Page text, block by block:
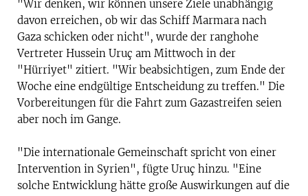
"Wir denken, wir können unsere Ziele unabhängig
davon erreichen, ob wir das Schiff Marmara nach
Gaza schicken oder nicht", wurde der ranghohe
Vertreter Hussein Uruç am Mittwoch in der
"Hürriyet" zitiert. "Wir beabsichtigen, zum Ende der
Woche eine endgültige Entscheidung zu treffen." Die
Vorbereitungen für die Fahrt zum Gazastreifen seien
aber noch im Gange.
"Die internationale Gemeinschaft spricht von einer
Intervention in Syrien", fügte Uruç hinzu. "Eine
solche Entwicklung hätte große Auswirkungen auf die